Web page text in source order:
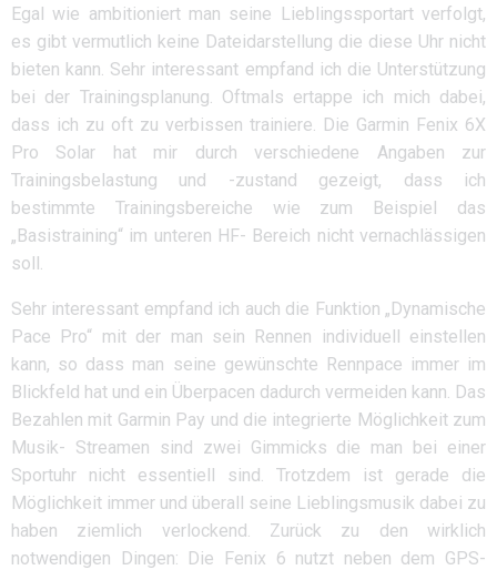
Egal wie ambitioniert man seine Lieblingssportart verfolgt,
es gibt vermutlich keine Dateidarstellung die diese Uhr nicht
bieten kann. Sehr interessant empfand ich die Unterstützung
bei der Trainingsplanung. Oftmals ertappe ich mich dabei,
dass ich zu oft zu verbissen trainiere. Die Garmin Fenix 6X
Pro Solar hat mir durch verschiedene Angaben zur
Trainingsbelastung und -zustand gezeigt, dass ich
bestimmte Trainingsbereiche wie zum Beispiel das
„Basistraining“ im unteren HF- Bereich nicht vernachlässigen
soll.
Sehr interessant empfand ich auch die Funktion „Dynamische
Pace Pro“ mit der man sein Rennen individuell einstellen
kann, so dass man seine gewünschte Rennpace immer im
Blickfeld hat und ein Überpacen dadurch vermeiden kann. Das
Bezahlen mit Garmin Pay und die integrierte Möglichkeit zum
Musik- Streamen sind zwei Gimmicks die man bei einer
Sportuhr nicht essentiell sind. Trotzdem ist gerade die
Möglichkeit immer und überall seine Lieblingsmusik dabei zu
haben ziemlich verlockend. Zurück zu den wirklich
notwendigen Dingen: Die Fenix 6 nutzt neben dem GPS-